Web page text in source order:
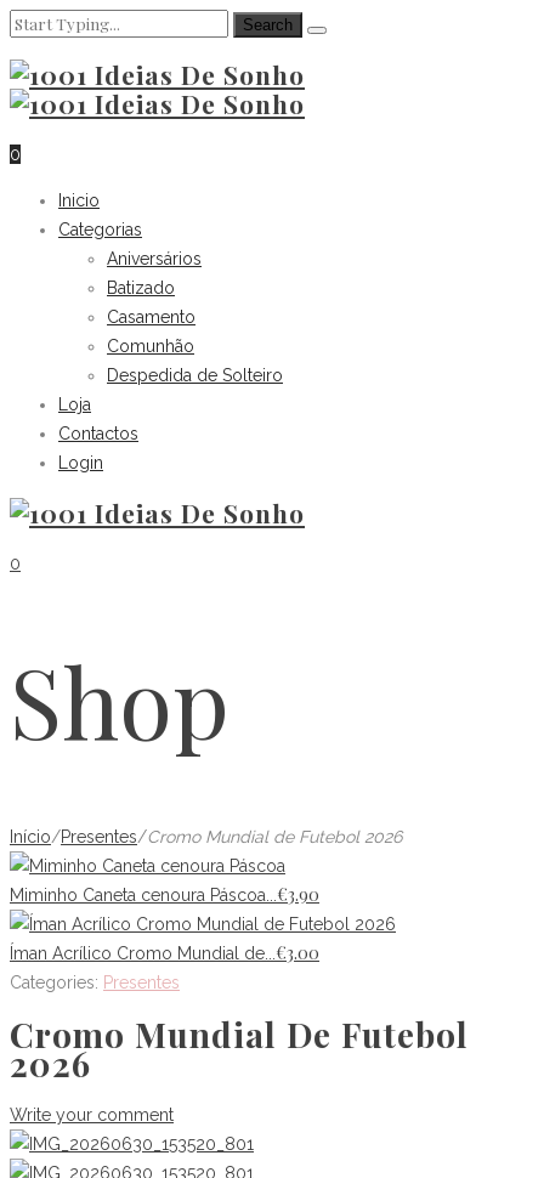
0
Inicio
Categorias
Aniversários
Batizado
Casamento
Comunhão
Despedida de Solteiro
Loja
Contactos
Login
0
Shop
Início/Presentes/Cromo Mundial de Futebol 2026
Miminho Caneta cenoura Páscoa... €3.90
Íman Acrílico Cromo Mundial de... €3.00
Categories: Presentes
Cromo Mundial De Futebol
2026
Write your comment